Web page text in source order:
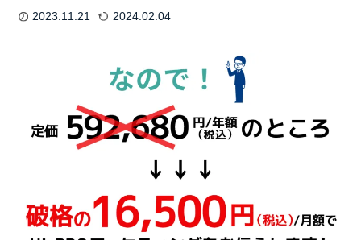
2023.11.21 2024.02.04